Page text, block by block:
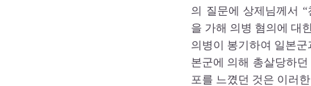
의 질문에 상제님께서
을 가해 의병 혐의에 대
의병이 봉기하여 일본
본군에 의해 총살당하
포를 느꼈던 것은 이러